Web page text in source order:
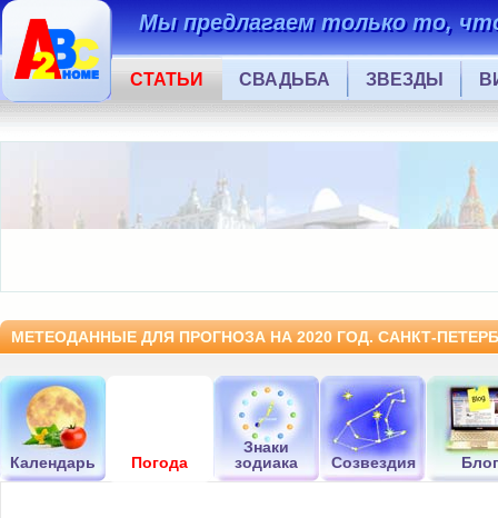
Мы предлагаем только то,
СТАТЬИ СВАДЬБА ЗВЕЗДЫ
МЕТЕОДАННЫЕ ДЛЯ ПРОГНОЗА НА 2020 ГОД. САНКТ-
Календарь Погода
Знаки
зодиака
Созвездия Блог